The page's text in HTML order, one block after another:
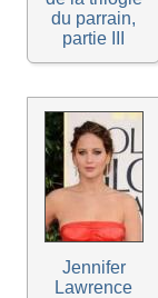
du parrain,
partie III
Jennifer
Lawrence